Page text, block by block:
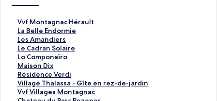
Vvf Montagnac Hérault
V
v
f
M
o
n
t
a
g
La Belle Endormie
L
a
B
e
l
l
e
E
Les Amandiers
L
e
s
A
m
a
n
Le Cadran Solaire
L
e
C
a
d
r
Lo Componaïro
L
o
C
o
m
Maison Dix
M
a
i
s
Résidence Verdi
R
é
s
Village Thalassa - Gîte en rez-de-jardin
V
iVvf Villages Montagnac
V